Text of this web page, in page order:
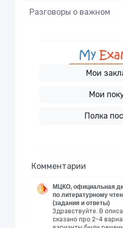
Разговоры о важном
Мои
Мои
Полка
Комментарии
МЦКО, официальная
по литературному
(задания и ответы)
Здравствуйте. В
сказано про 2-4